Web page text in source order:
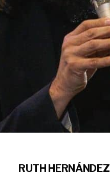
RUTH HERNÁNDEZ